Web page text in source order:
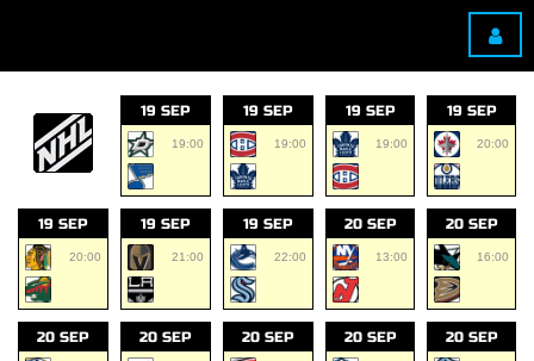
19 SEP
19:00
19 SEP
19:00
19 SEP
19:00
19 SEP
20:00
19 SEP
20:00
19 SEP
21:00
19 SEP
22:00
20 SEP
13:00
20 SEP
16:00
20 SEP 20 SEP 20 SEP 20 SEP 20 SEP